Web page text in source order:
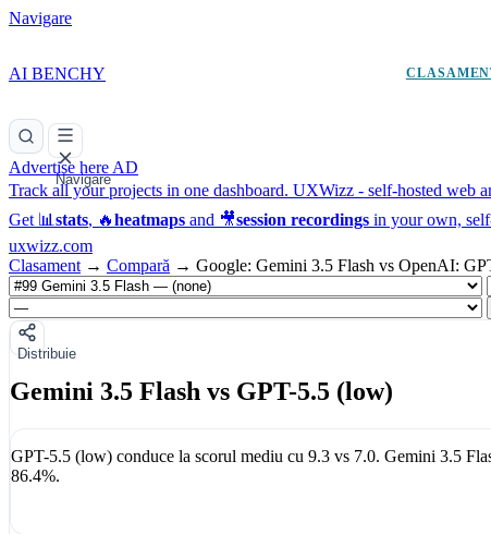
Navigare
AI BENCHY
Navigare
Advertise here AD
Track all your projects in one dashboard. UXWizz - self-hosted web
Get 📊 stats, 🔥heatmaps and 🎥session recordings in your own,
uxwizz.com
Clasament → Compară → Google: Gemini 3.5 Flash vs OpenAI:
Distribuie
Gemini 3.5 Flash vs GPT-5.5 (low)
GPT-5.5 (low) conduce la scorul mediu cu 9.3 vs 7.0. Gemini 3.5
86.4%.